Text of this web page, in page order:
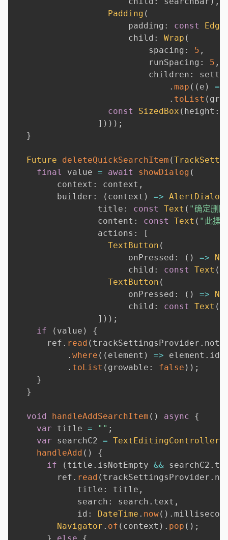
Padding (
                      padding
: const
                      child
: Wrap (
                          spacing
: 5 ,
                          runSpacing
: 5 ,
                          children
:
. map ( ( e ) =
. toList (
const
SizedBox ( height :
] ) ) ) ;
}
Future deleteQuickSearchItem (
final
value = await showDialog (
        context
: context ,
        builder
: ( context ) => AlertDialog
                title
: const Text ( "确定删
                content
: const Text ( "此操
                actions
:
[
TextButton (
                      onPressed
: ( ) =>
                      child
: const Text (
TextButton (
                      onPressed
: ( ) =>
                      child
: const Text (
] ) ) ;
if
( value )
{
      ref
. read ( trackSettingsProvider .
. where ( ( element ) => element . id
. toList ( growable : false ) ) ;
}
}
void handleAddSearchItem ( ) async
{
var title = "" ;
var searchC2 = TextEditingController
handleAdd ( )
{
if
( title . isNotEmpty && searchC2 .
        ref
. read ( trackSettingsProvider .
            title
: title ,
            search
: search . text ,
            id
: DateTime . now( ) .
Navigator . of ( context ) . pop ( ) ;